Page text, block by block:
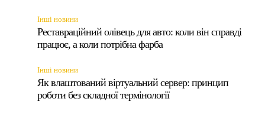
Інші новини
Реставраційний олівець для авто: коли він справді
працює, а коли потрібна фарба
Інші новини
Як влаштований віртуальний сервер: принцип
роботи без складної термінології